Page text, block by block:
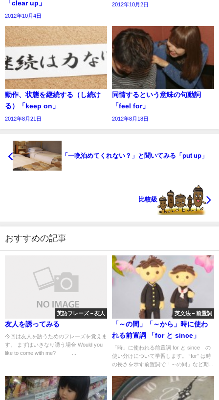
「clear up」
2012年10月4日
2012年10月2日
動作、状態を継続する（し続け
る）「keep on」
2012年8月21日
同情するという意味の句動詞
「feel for」
2012年8月18日
「一晩泊めてくれない？」と聞いてみる「put up」
比較級
おすすめの記事
英語フレーズ－友人
友人を誘ってみる
今回は友人を誘うためのフレーズを覚えま
す。 まずはいきなり誘う場合 Would you
like to come with me? ...
英文法－前置詞
「～の間」「～から」時に使わ
れる前置詞 「for と since」
「時」に使われる前置詞 for と since の
使い分けについて学習します。 “for” は時
の長さを示す前置詞で「～の間」など期...